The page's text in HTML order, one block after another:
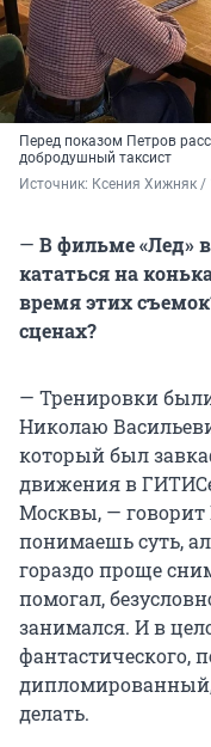
Перед показом Петров
добродушный таксист
Источник: Ксения Хижняк /
— В фильме «Лед»
кататься на
время этих
сценах?
— Тренировки
Николаю
который был
движения в
Москвы, — говорит
понимаешь суть,
гораздо проще
помогал,
занимался. И в
фантастического,
делать.